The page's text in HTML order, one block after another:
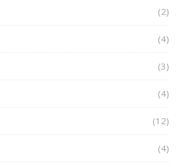
(2)
(4)
(3)
(4)
(12)
(4)